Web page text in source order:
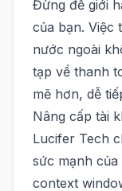
Đừng để giới
của bạn. Việc
nước ngoài
tạp về thanh
mẽ hơn, dễ
Nâng cấp tài
Lucifer Tech
sức mạnh của
context